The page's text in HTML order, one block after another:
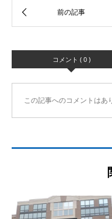
コメント ( 0 )
この記事へのコメントはあ